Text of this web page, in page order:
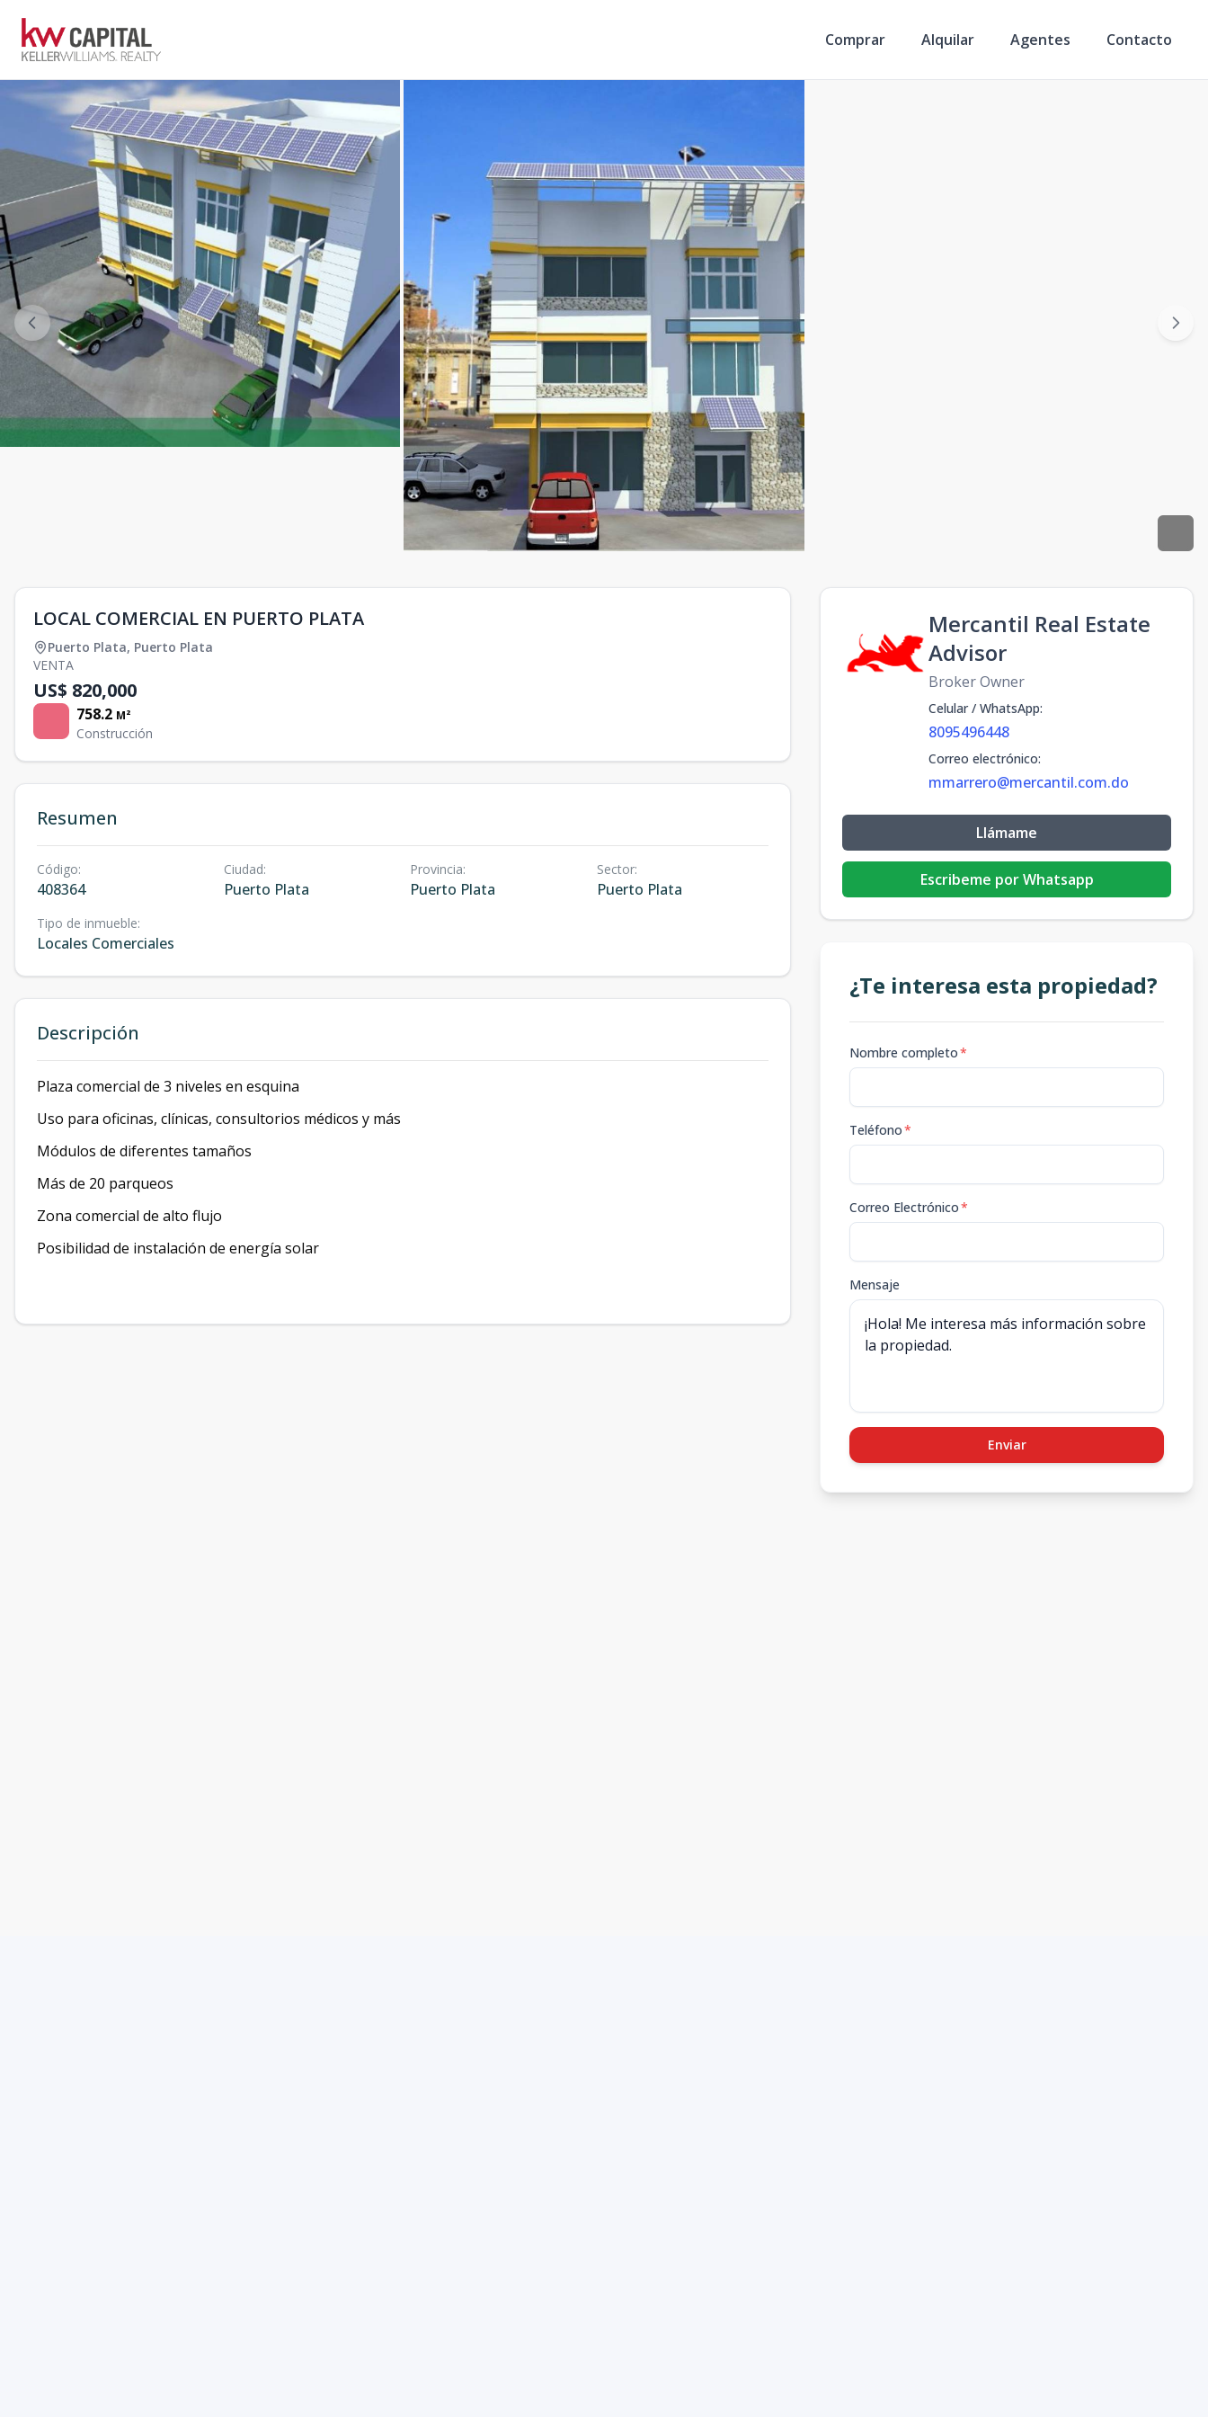
Comprar Alquilar Agentes Contacto
LOCAL COMERCIAL EN PUERTO PLATA
Puerto Plata, Puerto Plata
VENTA
US$ 820,000
758.2 M²
Construcción
Resumen
Código:
408364
Ciudad:
Puerto Plata
Provincia:
Puerto Plata
Sector:
Puerto Plata
Tipo de inmueble:
Locales Comerciales
Descripción
Plaza comercial de 3 niveles en esquina
Uso para oficinas, clínicas, consultorios médicos y más
Módulos de diferentes tamaños
Más de 20 parqueos
Zona comercial de alto flujo
Posibilidad de instalación de energía solar
Mercantil Real Estate
Advisor
Broker Owner
Celular / WhatsApp:
8095496448
Correo electrónico:
mmarrero@mercantil.com.do
Llámame
Escribeme por Whatsapp
¿Te interesa esta propiedad?
Nombre completo*
Teléfono*
Correo Electrónico*
Mensaje
Enviar